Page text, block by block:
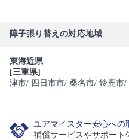
障子張り替えの対応地域
東海近県
[三重県]
津市/ 四日市市/ 桑名市/ 鈴鹿市/
ユアマイスター安心への
補償サービスやサポート